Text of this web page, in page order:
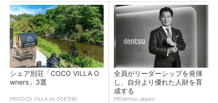
シェア別荘「COCO VILLA O
wners」3選
PR(COCO VILLA on GOETHE)
全員がリーダーシップを発揮
し、自分より優れた人財を育
成する
PR(dentsu Japan)